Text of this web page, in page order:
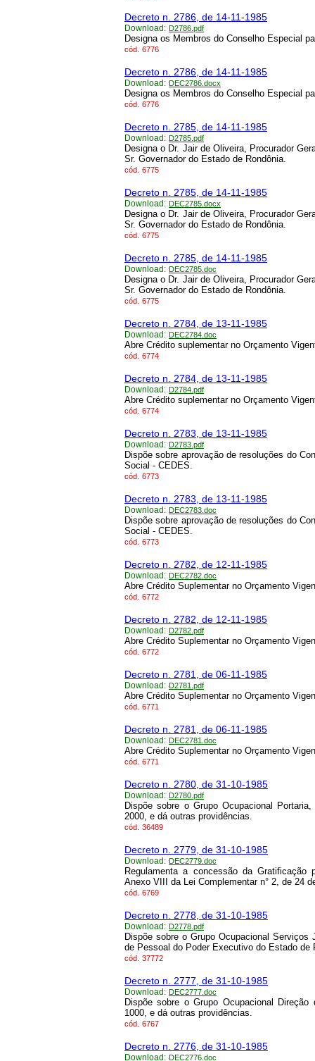
Decreto n. 2786, de 14-11-1985
Download: D2786.pdf
Designa os Membros do Conselho Especial
cód. 6776
Decreto n. 2786, de 14-11-1985
Download: DEC2786.docx
Designa os Membros do Conselho Especial
cód. 6776
Decreto n. 2785, de 14-11-1985
Download: D2785.pdf
Designa o Dr. Jair de Oliveira, Procurador
Sr. Governador do Estado de Rondônia.
cód. 6775
Decreto n. 2785, de 14-11-1985
Download: DEC2785.docx
Designa o Dr. Jair de Oliveira, Procurador
Sr. Governador do Estado de Rondônia.
cód. 6775
Decreto n. 2785, de 14-11-1985
Download: DEC2785.doc
Designa o Dr. Jair de Oliveira, Procurador
Sr. Governador do Estado de Rondônia.
cód. 6775
Decreto n. 2784, de 13-11-1985
Download: DEC2784.doc
Abre Crédito suplementar no Orçamento
cód. 6774
Decreto n. 2784, de 13-11-1985
Download: D2784.pdf
Abre Crédito suplementar no Orçamento
cód. 6774
Decreto n. 2783, de 13-11-1985
Download: D2783.pdf
Dispõe sobre aprovação de resoluções do
Social - CEDES.
cód. 6773
Decreto n. 2783, de 13-11-1985
Download: DEC2783.doc
Dispõe sobre aprovação de resoluções do
Social - CEDES.
cód. 6773
Decreto n. 2782, de 12-11-1985
Download: DEC2782.doc
Abre Crédito Suplementar no Orçamento
cód. 6772
Decreto n. 2782, de 12-11-1985
Download: D2782.pdf
Abre Crédito Suplementar no Orçamento
cód. 6772
Decreto n. 2781, de 06-11-1985
Download: D2781.pdf
Abre Crédito Suplementar no Orçamento
cód. 6771
Decreto n. 2781, de 06-11-1985
Download: DEC2781.doc
Abre Crédito Suplementar no Orçamento
cód. 6771
Decreto n. 2780, de 31-10-1985
Download: D2780.pdf
Dispõe sobre o Grupo Ocupacional
2000, e dá outras providências.
cód. 36489
Decreto n. 2779, de 31-10-1985
Download: DEC2779.doc
Regulamenta a concessão da
Anexo VIII da Lei Complementar n° 2, de 24
cód. 6769
Decreto n. 2778, de 31-10-1985
Download: D2778.pdf
Dispõe sobre o Grupo Ocupacional
de Pessoal do Poder Executivo do Estado de
cód. 37772
Decreto n. 2777, de 31-10-1985
Download: DEC2777.doc
Dispõe sobre o Grupo Ocupacional
1000, e dá outras providências.
cód. 6767
Decreto n. 2776, de 31-10-1985
Download: DEC2776.doc